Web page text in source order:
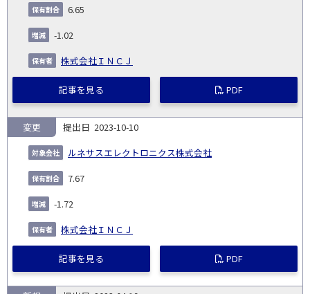
6.65
-1.02
株式会社ＩＮＣＪ
記事を見る PDF
2023-10-10
ルネサスエレクトロニクス株式会社
変更
7.67
-1.72
株式会社ＩＮＣＪ
記事を見る PDF